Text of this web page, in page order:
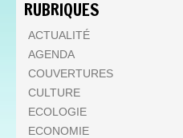
RUBRIQUES
ACTUALITÉ
AGENDA
COUVERTURES
CULTURE
ECOLOGIE
ECONOMIE